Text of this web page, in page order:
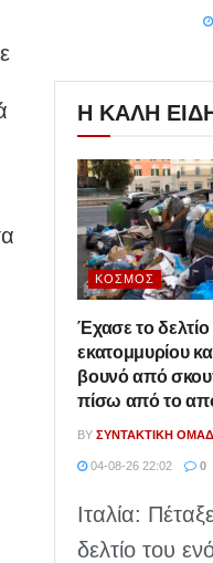
Η ΚΑΛΗ
ΚΌΣΜΟΣ
Έχασε το δελτίο
εκατομμυρίου
βουνό από
πίσω από το
BY ΣΥΝΤΑΚΤΙΚΉ
04-08-26 22:02 0
Ιταλία:
δελτίο του